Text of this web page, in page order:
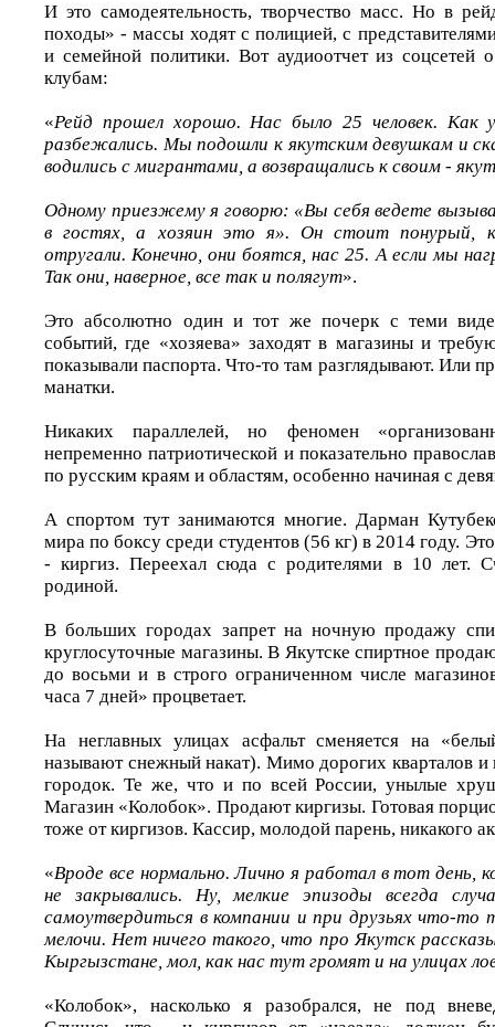
И это самодеятельность, творчество масс. Но в
походы» - массы ходят с полицией, с
и семейной политики. Вот аудиоотчет из соцсетей
клубам:
«Рейд прошел хорошо. Нас было 25 человек. Как
разбежались. Мы подошли к якутским девушкам и
водились с мигрантами, а возвращались к своим -
Одному приезжему я говорю: «Вы себя ведете
в гостях, а хозяин это я». Он стоит понурый,
отругали. Конечно, они боятся, нас 25. А если мы
Так они, наверное, все так и полягут».
Это абсолютно один и тот же почерк с теми
событий, где «хозяева» заходят в магазины и
показывали паспорта. Что-то там разглядывают. Или
манатки.
Никаких параллелей, но феномен
непременно патриотической и показательно
по русским краям и областям, особенно начиная с
А спортом тут занимаются многие. Дарман
мира по боксу среди студентов (56 кг) в 2014 году.
- киргиз. Переехал сюда с родителями в 10 лет.
родиной.
В больших городах запрет на ночную продажу
круглосуточные магазины. В Якутске спиртное
до восьми и в строго ограниченном числе
часа 7 дней» процветает.
На неглавных улицах асфальт сменяется на
называют снежный накат). Мимо дорогих кварталов и
городок. Те же, что и по всей России, унылые
Магазин «Колобок». Продают киргизы. Готовая
тоже от киргизов. Кассир, молодой парень, никакого
«Вроде все нормально. Лично я работал в тот день,
не закрывались. Ну, мелкие эпизоды всегда
самоутвердиться в компании и при друзьях что-
мелочи. Нет ничего такого, что про Якутск
Кыргызстане, мол, как нас тут громят и на улицах
«Колобок», насколько я разобрался, не под